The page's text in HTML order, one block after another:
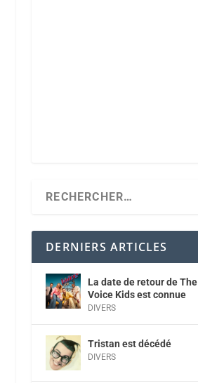
DERNIERS ARTICLES
La date de retour de The
Voice Kids est connue
DIVERS
Tristan est décédé
DIVERS